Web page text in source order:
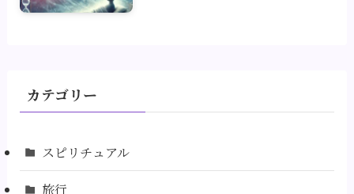
カテゴリー
スピリチュアル
旅行